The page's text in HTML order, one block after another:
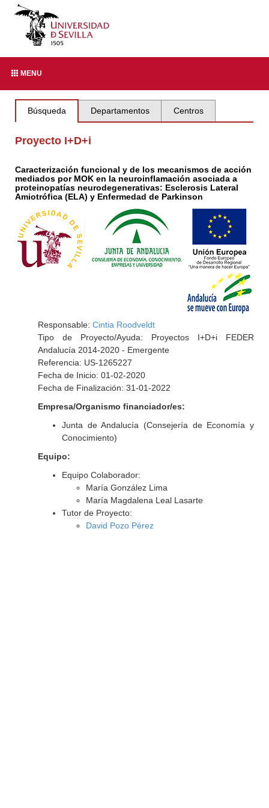
MENU
Búsqueda Departamentos Centros
Proyecto I+D+i
Caracterización funcional y de los mecanismos de acción
mediados por MOK en la neuroinflamación asociada a
proteinopatías neurodegenerativas: Esclerosis Lateral
Amiotrófica (ELA) y Enfermedad de Parkinson
Responsable: Cintia Roodveldt
Tipo de Proyecto/Ayuda: Proyectos I+D+i FEDER
Andalucía 2014-2020 - Emergente
Referencia: US-1265227
Fecha de Inicio: 01-02-2020
Fecha de Finalización: 31-01-2022
Empresa/Organismo financiador/es:
Junta de Andalucía (Consejería de Economía y
Conocimiento)
Equipo:
Equipo Colaborador:
María González Lima
María Magdalena Leal Lasarte
Tutor de Proyecto:
David Pozo Pérez